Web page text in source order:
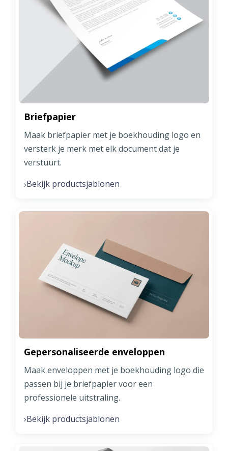
Briefpapier
Maak briefpapier met je boekhouding logo en
versterk je merk met elk document dat je
verstuurt.
›Bekijk productsjablonen
Gepersonaliseerde enveloppen
Maak enveloppen met je boekhouding logo die
passen bij je briefpapier voor een
professionele uitstraling.
›Bekijk productsjablonen